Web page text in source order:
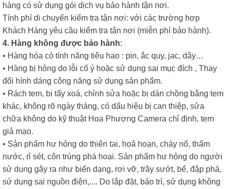
hàng có sử dụng gói dịch vụ bảo hành tận nơi.
Tính phí di chuyển kiểm tra tận nơi: với các trường hợp
Khách Hàng yêu cầu kiểm tra tận nơi (miễn phí bảo hành).
4. Hàng không được bảo hành:
• Hàng hóa có tính năng tiêu hao : pin, ắc quy, jac, dây…
• Hàng bị hỏng do lỗi cố ý hoặc sử dụng sai mục đích , Thay
đổi hình dáng công năng sử dụng sản phẩm.
• Rách tem, bị tẩy xoá, chỉnh sửa hoặc bị dán chồng bằng tem
khác, không rõ ngày tháng, có dấu hiệu bị can thiệp, sửa
chữa không do kỹ thuật Hoa Phượng Camera chỉ định, tem
giả mạo.
• Sản phẩm hư hỏng do thiên tai, hoả hoạn, cháy nổ, thấm
nước, rỉ sét, côn trùng phá hoại. Sản phẩm hư hỏng do người
sử dụng gây ra như biến dạng, rơi vỡ, trầy sướt, bể, đập phá,
sử dụng sai nguồn điện,.... Do lắp đặt, bảo trì, sử dụng không